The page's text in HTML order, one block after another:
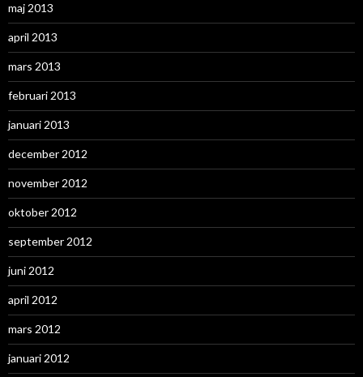
maj 2013
april 2013
mars 2013
februari 2013
januari 2013
december 2012
november 2012
oktober 2012
september 2012
juni 2012
april 2012
mars 2012
januari 2012